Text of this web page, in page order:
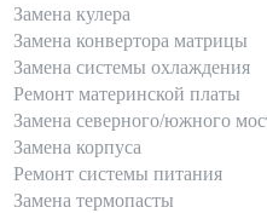
Замена кулера
Замена конвертора матрицы
Замена системы охлаждения
Ремонт материнской платы
Замена северного/южного
Замена корпуса
Ремонт системы питания
Замена термопасты